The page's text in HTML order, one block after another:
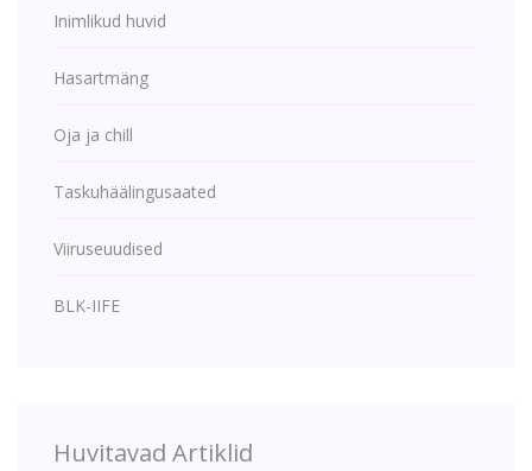
Inimlikud huvid
Hasartmäng
Oja ja chill
Taskuhäälingusaated
Viiruseuudised
BLK-IIFE
Huvitavad Artiklid